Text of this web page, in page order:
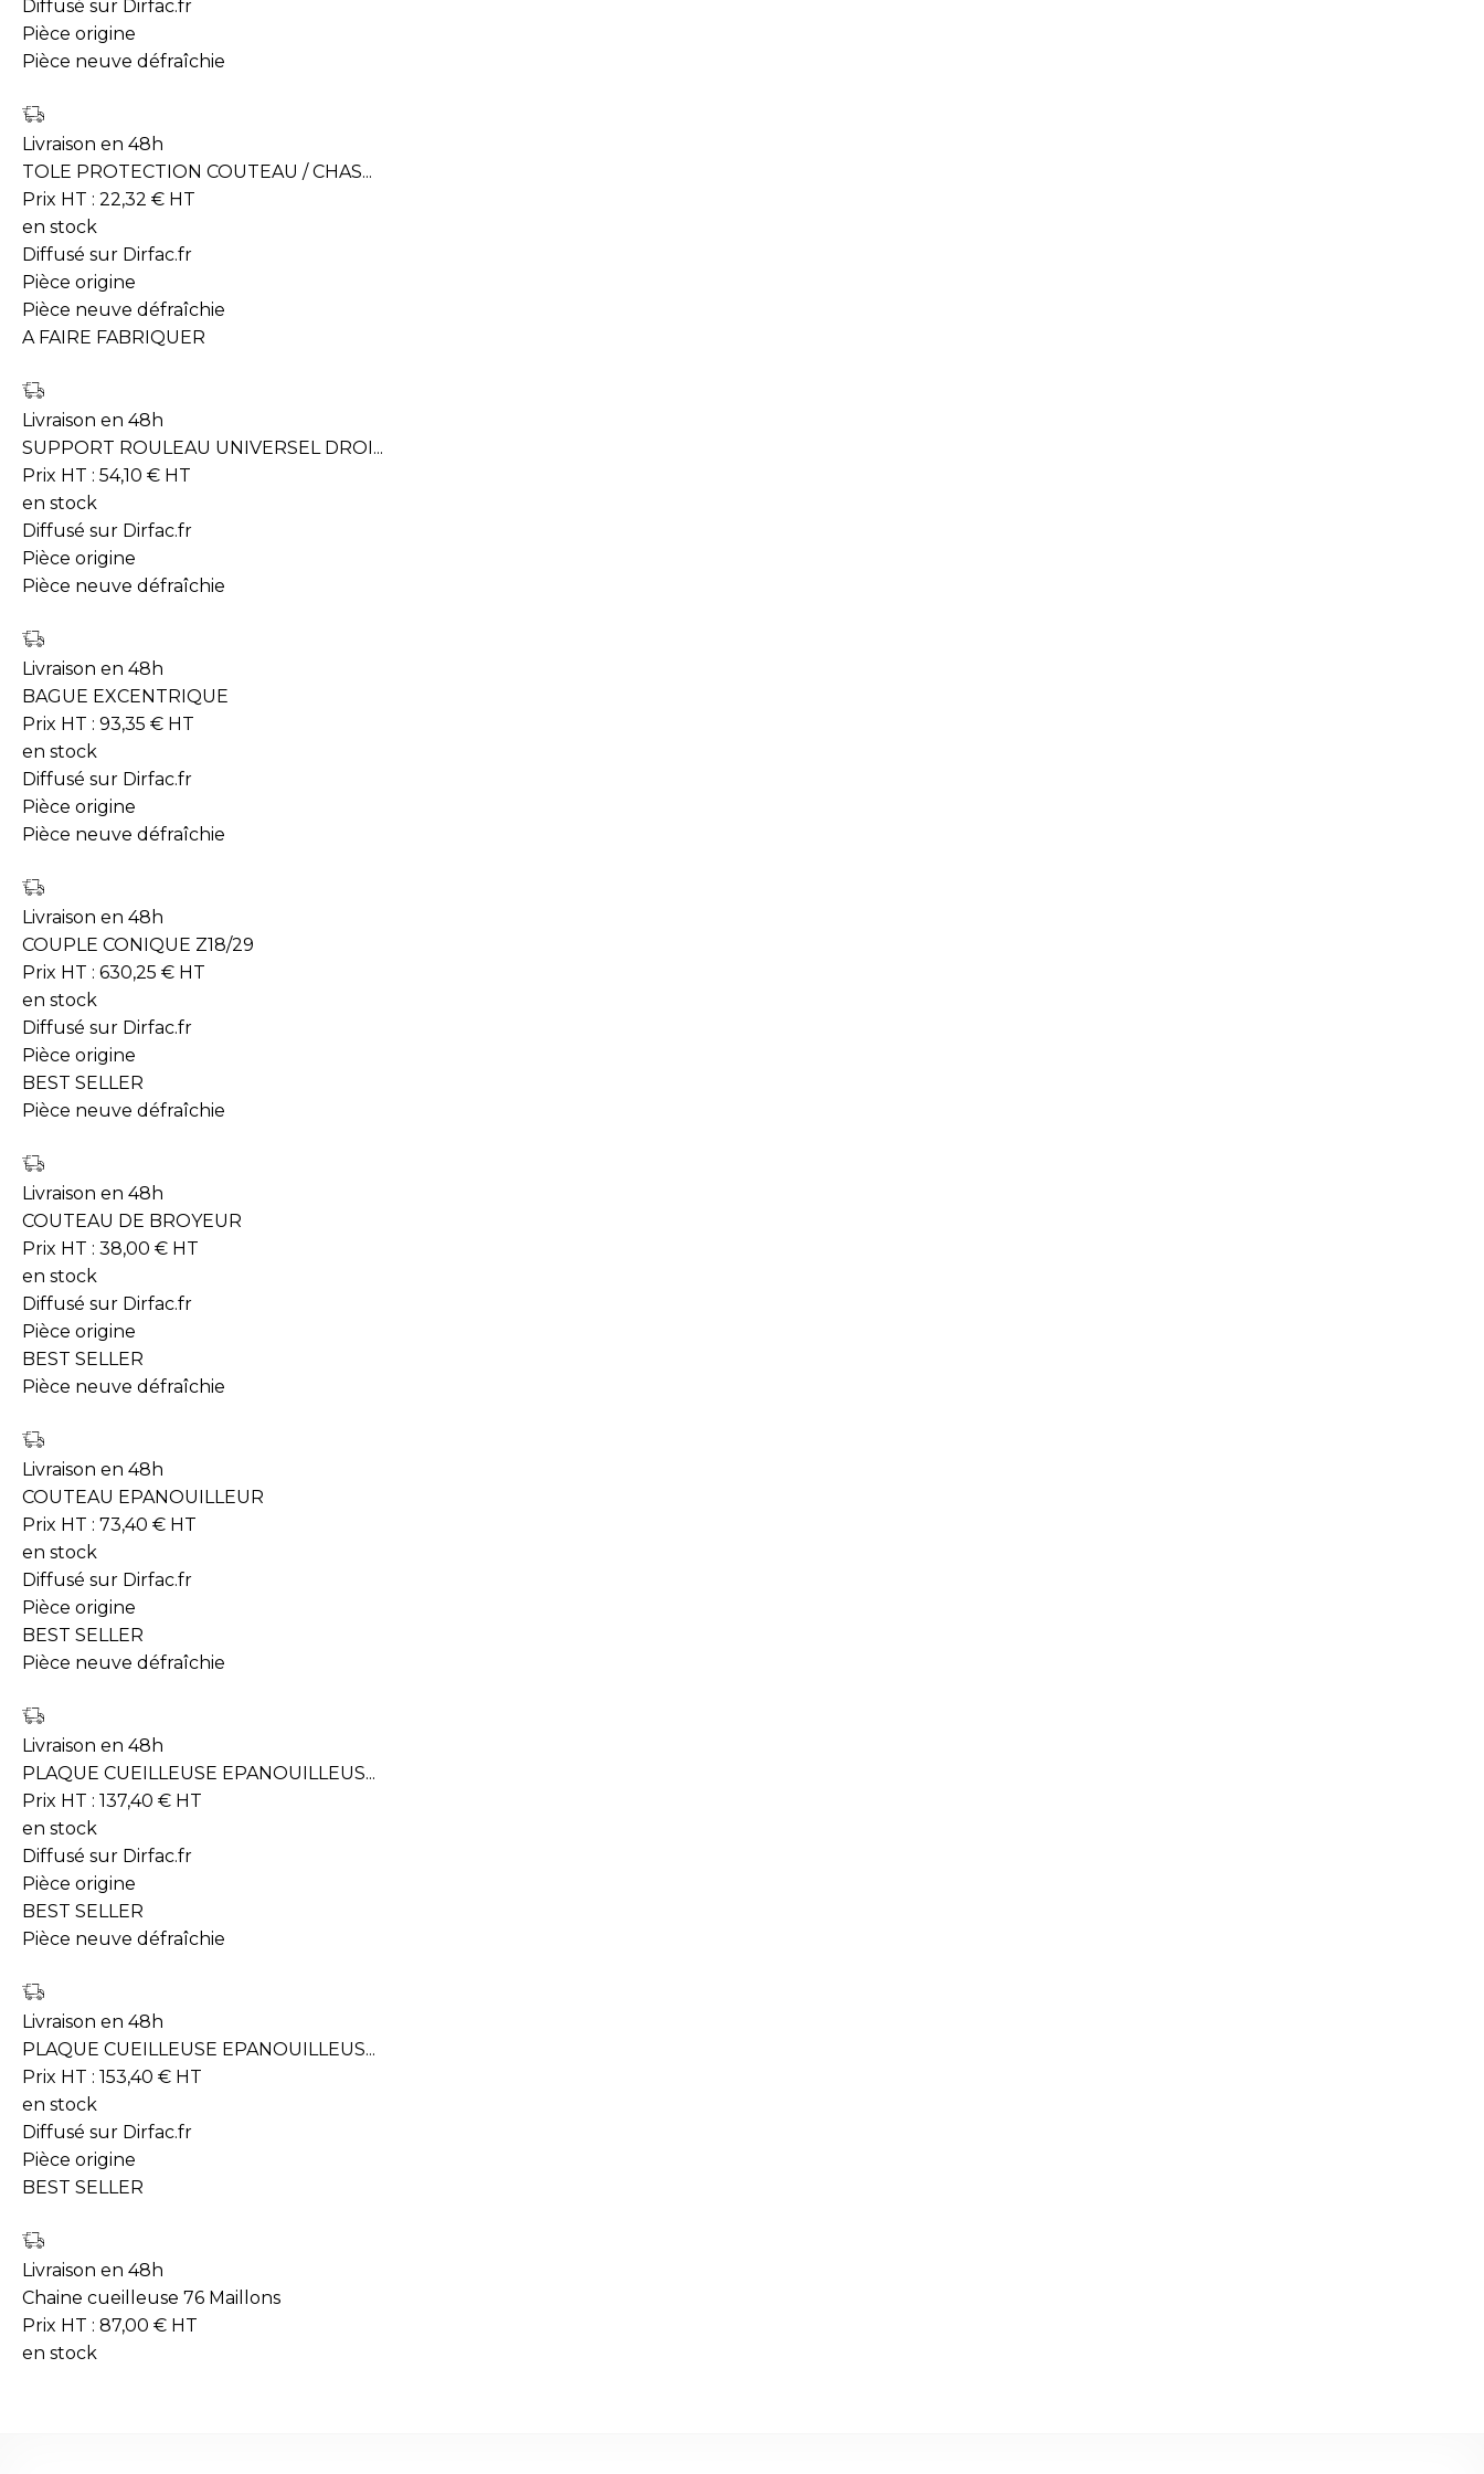
Diffusé sur Dirfac.fr
Pièce origine
Pièce neuve défraîchie
Livraison en 48h
TOLE PROTECTION COUTEAU / CHAS...
Prix HT : 22,32 € HT
en stock
Diffusé sur Dirfac.fr
Pièce origine
Pièce neuve défraîchie
A FAIRE FABRIQUER
Livraison en 48h
SUPPORT ROULEAU UNIVERSEL DROI...
Prix HT : 54,10 € HT
en stock
Diffusé sur Dirfac.fr
Pièce origine
Pièce neuve défraîchie
Livraison en 48h
BAGUE EXCENTRIQUE
Prix HT : 93,35 € HT
en stock
Diffusé sur Dirfac.fr
Pièce origine
Pièce neuve défraîchie
Livraison en 48h
COUPLE CONIQUE Z18/29
Prix HT : 630,25 € HT
en stock
Diffusé sur Dirfac.fr
Pièce origine
BEST SELLER
Pièce neuve défraîchie
Livraison en 48h
COUTEAU DE BROYEUR
Prix HT : 38,00 € HT
en stock
Diffusé sur Dirfac.fr
Pièce origine
BEST SELLER
Pièce neuve défraîchie
Livraison en 48h
COUTEAU EPANOUILLEUR
Prix HT : 73,40 € HT
en stock
Diffusé sur Dirfac.fr
Pièce origine
BEST SELLER
Pièce neuve défraîchie
Livraison en 48h
PLAQUE CUEILLEUSE EPANOUILLEUS...
Prix HT : 137,40 € HT
en stock
Diffusé sur Dirfac.fr
Pièce origine
BEST SELLER
Pièce neuve défraîchie
Livraison en 48h
PLAQUE CUEILLEUSE EPANOUILLEUS...
Prix HT : 153,40 € HT
en stock
Diffusé sur Dirfac.fr
Pièce origine
BEST SELLER
Livraison en 48h
Chaine cueilleuse 76 Maillons
Prix HT : 87,00 € HT
en stock